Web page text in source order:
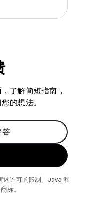
了解简短指南，
的想法。
答
述许可的限制。Java 和
标。